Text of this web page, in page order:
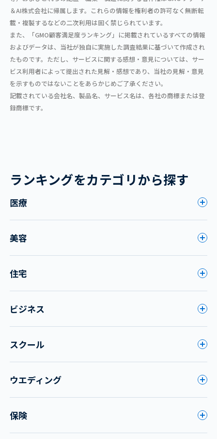
＆AI株式会社に帰属します。これらの情報を権利者の許可なく無断転
載・複製するなどの二次利用は固く禁じられています。
また、「GMO顧客満足度ランキング」に掲載されているすべての情報
およびデータは、当社が独自に実施した調査結果に基づいて作成され
たものです。ただし、サービスに関する感想・意見については、サー
ビス利用者によって提出された見解・感想であり、当社の見解・意見
を示すものではないことをあらかじめご了承ください。
記載されている会社名、製品名、サービス名は、各社の商標または登
録商標です。
ランキングをカテゴリから探す
医療
美容
住宅
ビジネス
スクール
ウエディング
保険